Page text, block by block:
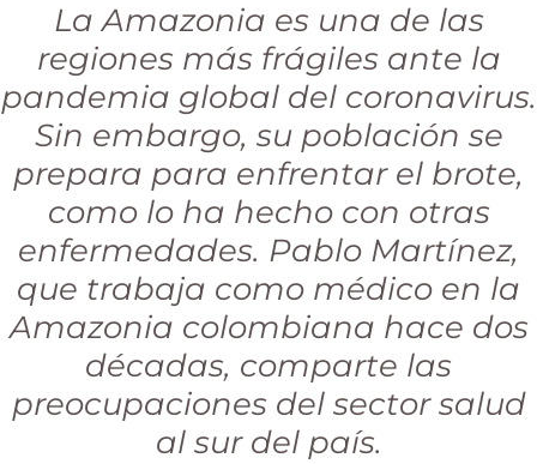
La Amazonia es una de las
regiones más frágiles ante la
pandemia global del coronavirus.
Sin embargo, su población se
prepara para enfrentar el brote,
como lo ha hecho con otras
enfermedades. Pablo Martínez,
que trabaja como médico en la
Amazonia colombiana hace dos
décadas, comparte las
preocupaciones del sector salud
al sur del país.